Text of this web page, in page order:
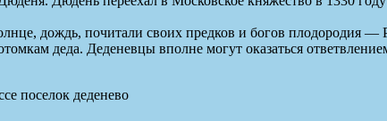
дождь, почитали своих предков и богов плодородия
деда. Деденевцы вполне могут оказаться